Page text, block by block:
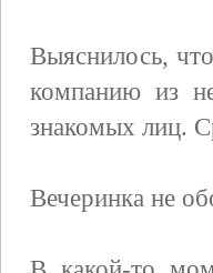
Выяснилось,
компанию из
знакомых лиц.
Вечеринка не